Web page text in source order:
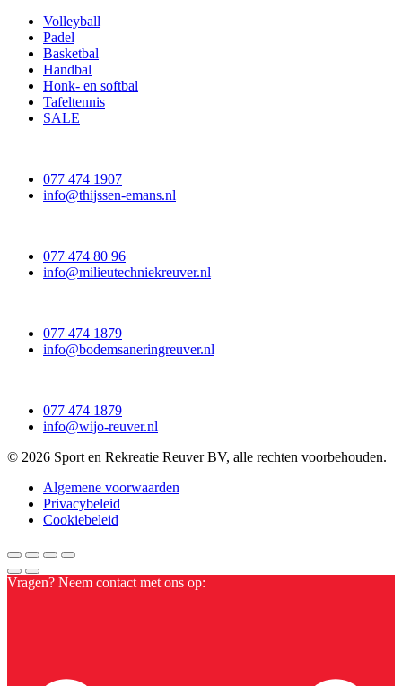
Volleyball
Padel
Basketbal
Handbal
Honk- en softbal
Tafeltennis
SALE
077 474 1907
info@thijssen-emans.nl
077 474 80 96
info@milieutechniekreuver.nl
077 474 1879
info@bodemsaneringreuver.nl
077 474 1879
info@wijo-reuver.nl
© 2026 Sport en Rekreatie Reuver BV, alle rechten voorbehouden.
Algemene voorwaarden
Privacybeleid
Cookiebeleid
Vragen? Neem contact met ons op: